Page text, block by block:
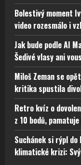
Bolestivý moment
video rozesmálo i
Jak bude podle AI
Šedivé vlasy ani
Miloš Zeman se
kritika spustila
Retro kvíz o
z 10 bodů,
Suchánek si rýpl
klimatické krizi: